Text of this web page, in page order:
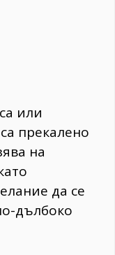
или
прекалено
на
да се
дълбоко